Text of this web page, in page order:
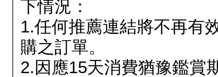
下情況：
1.任何推薦連結將不再有
購之訂單。
2.因應15天消費猶豫鑑賞